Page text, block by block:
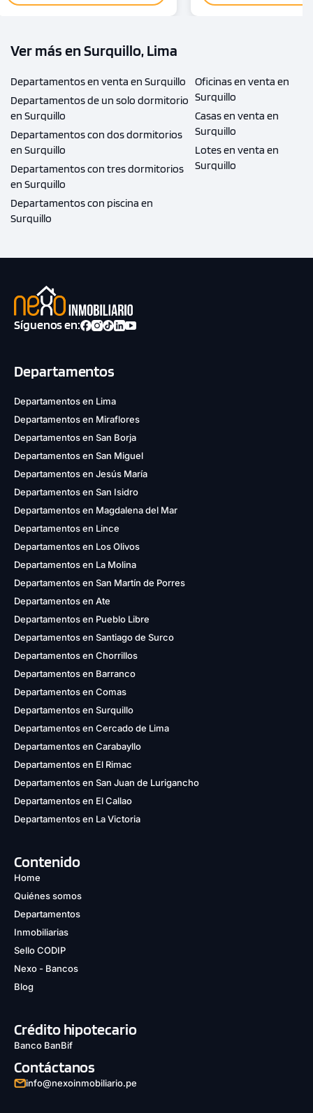
Ver más en Surquillo, Lima
Departamentos en venta en Surquillo
Departamentos de un solo dormitorio
en Surquillo
Departamentos con dos dormitorios
en Surquillo
Departamentos con tres dormitorios
en Surquillo
Departamentos con piscina en
Surquillo
Oficinas en venta en
Surquillo
Casas en venta en
Surquillo
Lotes en venta en
Surquillo
Síguenos en:
Departamentos
Departamentos en Lima
Departamentos en Miraflores
Departamentos en San Borja
Departamentos en San Miguel
Departamentos en Jesús María
Departamentos en San Isidro
Departamentos en Magdalena del Mar
Departamentos en Lince
Departamentos en Los Olivos
Departamentos en La Molina
Departamentos en San Martín de Porres
Departamentos en Ate
Departamentos en Pueblo Libre
Departamentos en Santiago de Surco
Departamentos en Chorrillos
Departamentos en Barranco
Departamentos en Comas
Departamentos en Surquillo
Departamentos en Cercado de Lima
Departamentos en Carabayllo
Departamentos en El Rimac
Departamentos en San Juan de Lurigancho
Departamentos en El Callao
Departamentos en La Victoria
Contenido
Home
Quiénes somos
Departamentos
Inmobiliarias
Sello CODIP
Nexo - Bancos
Blog
Crédito hipotecario
Banco BanBif
Contáctanos
info@nexoinmobiliario.pe